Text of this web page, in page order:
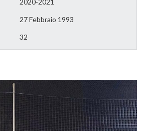
2020-2021
27 Febbraio 1993
32